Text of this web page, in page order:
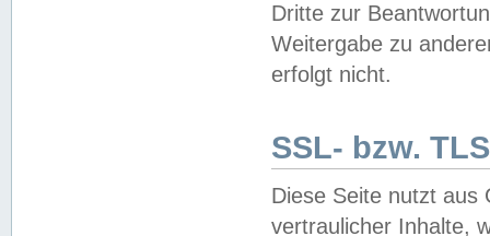
Dritte zur
Weitergabe zu
erfolgt nicht.
SSL- bzw.
Diese Seite nutzt aus
vertraulicher Inhalte,